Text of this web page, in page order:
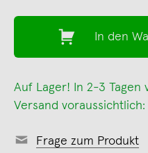
In den
Auf Lager! In 2-3 Tagen
Versand voraussichtlich:
Frage zum Produkt